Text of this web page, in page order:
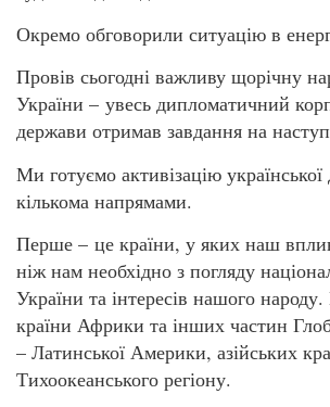
Окремо обговорили ситуацію в
Провів сьогодні важливу щорічну
України – увесь дипломатичний
держави отримав завдання на
Ми готуємо активізацію української
кількома напрямами.
Перше – це країни, у яких наш
ніж нам необхідно з погляду
України та інтересів нашого
країни Африки та інших частин
– Латинської Америки, азійських
Тихоокеанського регіону.